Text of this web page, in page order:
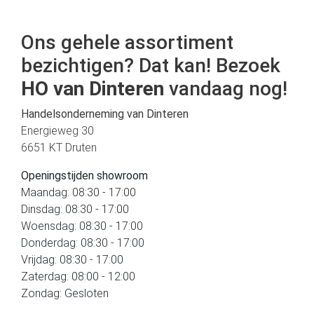
Ons gehele assortiment
bezichtigen? Dat kan! Bezoek
HO van Dinteren vandaag nog!
Handelsonderneming van Dinteren
Energieweg 30
6651 KT Druten
Openingstijden showroom
Maandag: 08:30 - 17:00
Dinsdag: 08:30 - 17:00
Woensdag: 08:30 - 17:00
Donderdag: 08:30 - 17:00
Vrijdag: 08:30 - 17:00
Zaterdag: 08:00 - 12:00
Zondag: Gesloten